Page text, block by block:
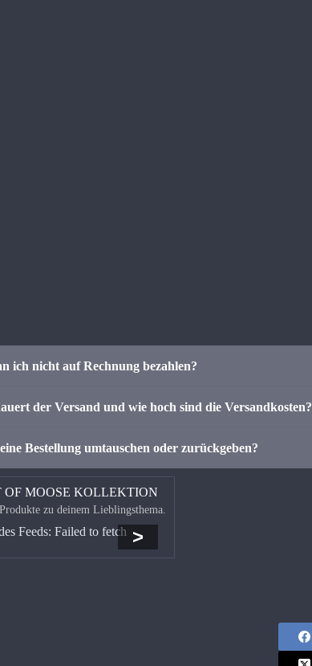
ich nicht auf Rechnung bezahlen?
der Versand und wie hoch sind die Versandkosten?
Bestellung umtauschen oder zurückgeben?
OF MOOSE KOLLEKTION
zu deinem Lieblingsthema.
Feeds: Failed to fetch >